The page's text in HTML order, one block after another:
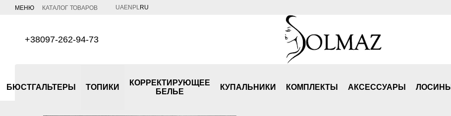
Перейти к основному контенту
МЕНЮ КАТАЛОГ ТОВАРОВ UAEN PLRU
+38097-262-94-73
БЮСТГАЛЬТЕРЫ ТОПИКИ
КОРРЕКТИРУЮЩЕЕ
БЕЛЬЕ
КУПАЛЬНИКИ КОМПЛЕКТЫ АКСЕСCУАРЫ ЛОСИНЫ